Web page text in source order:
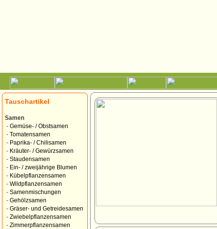
Tauschartikel
Samen
- Gemüse- / Obstsamen
- Tomatensamen
- Paprika- / Chilisamen
- Kräuter- / Gewürzsamen
- Staudensamen
- Ein- / zweijährige Blumen
- Kübelpflanzensamen
- Wildpflanzensamen
- Samenmischungen
- Gehölzsamen
- Gräser- und Getreidesamen
- Zwiebelpflanzensamen
- Zimmerpflanzensamen